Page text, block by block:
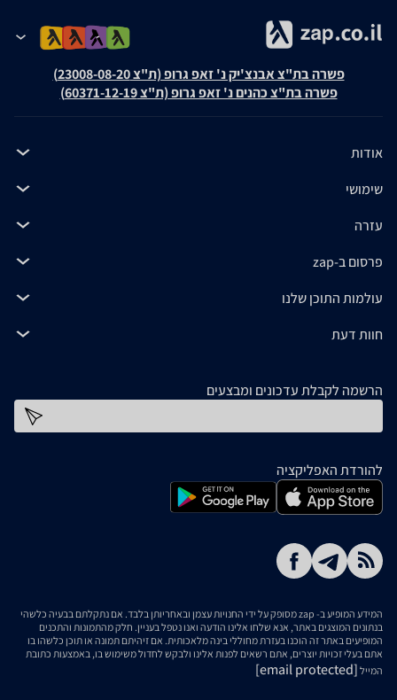
פשרה בת"צ אבנצ'יק נ' זאפ גרופ (ת"צ 23008-08-20)
פשרה בת"צ כהנים נ' זאפ גרופ (ת"צ 60371-12-19)
אודות
שימושי
עזרה
פרסום ב-zap
עולמות התוכן שלנו
חוות דעת
הרשמה לקבלת עדכונים ומבצעים
להורדת האפליקציה
המידע המופיע ב- zap מסופק על ידי החנויות עצמן ובאחריותן בלבד. אם נתקלתם בבעיה כלשהי
בנתונים המוצגים באתר, אנא שלחו אלינו הודעה ואנו נטפל בעניין. חלק מהתמונות והתכנים
המופיעים באתר זה הוכנו בעזרת מחוללי בינה מלאכותית. אם זיהיתם תמונה או תוכן כלשהו בו
אתם בעלי זכויות יוצרים, אתם רשאים לפנות אלינו ולבקש לחדול משימוש בו, באמצעות כתובת
המייל [email protected]